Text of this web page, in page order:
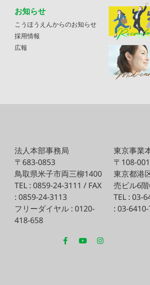
お知らせ
こうほうえんからのお知らせ
採用情報
広報
法人本部事務局
〒683-0853
鳥取県米子市両三柳1400
TEL : 0859-24-3111 / FAX
: 0859-24-3113
フリーダイヤル : 0120-
418-658
東京事業
〒108-
東京都港
売ビル6
TEL : 03-
: 03-